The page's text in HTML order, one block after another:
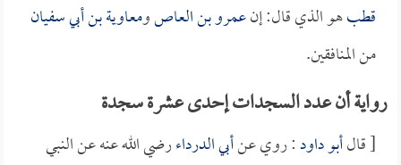
قطبهو الذي قال: إنعمرو بن العاصومعاوية بن أبي سفيان
من المنافقين.
رواية أن عدد السجدات إحدى عشرة سجدة
[ قالأبو داود: روي عنأبي الدرداءرضي الله عنه عن النبي